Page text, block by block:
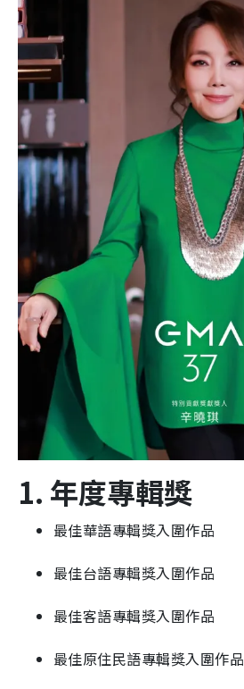
1. 年度專輯獎
最佳華語專輯獎入圍作品
最佳台語專輯獎入圍作品
最佳客語專輯獎入圍作品
最佳原住民語專輯獎入圍作品